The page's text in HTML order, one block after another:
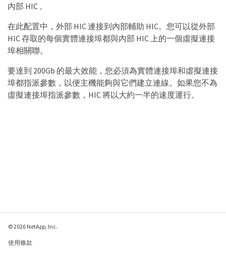
內部 HIC 。
在此配置中，外部 HIC 連接到內部輔助 HIC。您可以從外部
HIC 存取的每個實體連接埠都與內部 HIC 上的一個虛擬連接
埠相關聯。
要達到 200Gb 的最大效能，您必須為實體連接埠和虛擬連接
埠都指派參數，以便主機能夠與它們建立連線。如果您不為
虛擬連接埠指派參數，HIC 將以大約一半的速度運行。
© 2026 NetApp, Inc.
使用條款